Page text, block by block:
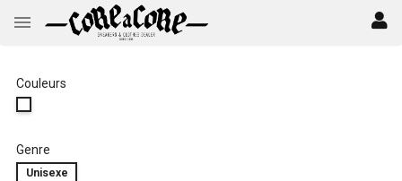
Couleurs
Genre
Unisexe